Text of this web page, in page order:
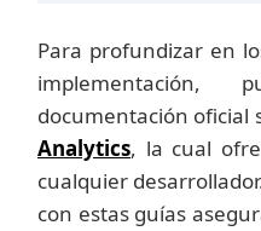
Para profundizar en
implementación,
documentación oficial
Analytics, la cual
cualquier
con estas guías